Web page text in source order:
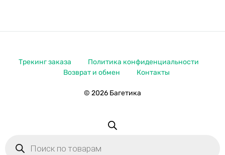
© 2026 Багетика
Трекинг заказа
Политика конфиденциальности
Возврат и обмен
Контакты
товаров